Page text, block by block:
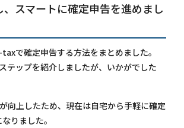
スマートに確定申告を進めまし
で確定申告する方法をまとめました。
テップを紹介しましたが、いかがでした
向上したため、現在は自宅から手軽に確定
りました。